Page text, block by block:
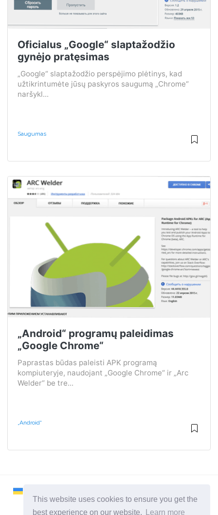
This website uses cookies to ensure you get the
best experience on our website.
Learn more
Oficialus „Google“ slaptažodžio
gynėjo pratęsimas
„Google“ slaptažodžio perspėjimo plėtinys, kad
užtikrintumėte jūsų paskyros saugumą „Chrome“
naršykl...
Saugumas
„Android“ programų paleidimas
„Google Chrome“
Paprastas būdas paleisti APK programą
kompiuteryje, naudojant „Google Chrome“ ir „Arc
Welder“ be tre...
„Android“